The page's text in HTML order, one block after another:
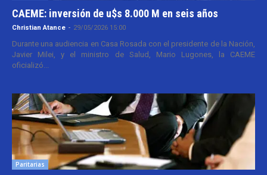
CAEME: inversión de u$s 8.000 M en seis años
Christian Atance - 29/05/2026 15:00
Durante una audiencia en Casa Rosada con el presidente de la Nación,
Javier Milei, y el ministro de Salud, Mario Lugones, la CAEME
oficializó...
Paritarias